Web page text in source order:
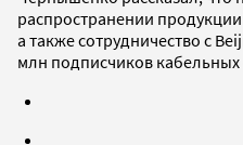
распространении
а также сотрудничество с
млн подписчиков кабельных